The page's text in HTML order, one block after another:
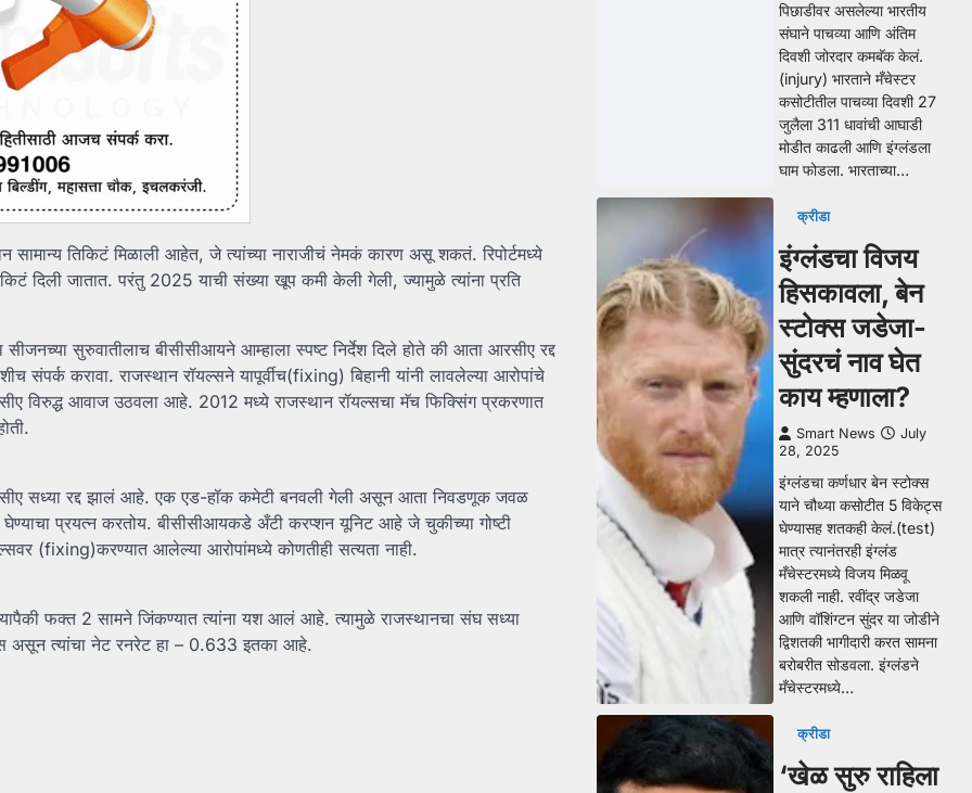
सामान्य तिकिटं मिळाली आहेत, जे त्यांच्या नाराजीचं नेमकं कारण असू शकतं. रिपोर्टमध्ये
दिली जातात. परंतु 2025 याची संख्या खूप कमी केली गेली, ज्यामुळे त्यांना प्रति
सीजनच्या सुरुवातीलाच बीसीसीआयने आम्हाला स्पष्ट निर्देश दिले होते की आता आरसीए रद्द
संपर्क करावा. राजस्थान रॉयल्सने यापूर्वीच(fixing) बिहानी यांनी लावलेल्या आरोपांचे
विरुद्ध आवाज उठवला आहे. 2012 मध्ये राजस्थान रॉयल्सचा मॅच फिक्सिंग प्रकरणात
सध्या रद्द झालं आहे. एक एड-हॉक कमेटी बनवली गेली असून आता निवडणूक जवळ
प्रयत्न करतोय. बीसीसीआयकडे अँटी करप्शन यूनिट आहे जे चुकीच्या गोष्टी
(fixing)करण्यात आलेल्या आरोपांमध्ये कोणतीही सत्यता नाही.
फक्त 2 सामने जिंकण्यात त्यांना यश आलं आहे. त्यामुळे राजस्थानचा संघ सध्या
असून त्यांचा नेट रनरेट हा – 0.633 इतका आहे.
पिछाडीवर असलेल्या भारतीय
संघाने पाचव्या आणि अंतिम
दिवशी जोरदार कमबॅक केलं.
(injury) भारताने मँचेस्टर
कसोटीतील पाचव्या दिवशी 27
जुलैला 311 धावांची आघाडी
मोडीत काढली आणि इंग्लंडला
घाम फोडला. भारताच्या…
क्रीडा
इंग्लंडचा विजय
हिसकावला, बेन
स्टोक्स जडेजा-
सुंदरचं नाव घेत
काय म्हणाला?
Smart News
July
28, 2025
इंग्लंडचा कर्णधार बेन स्टोक्स
याने चौथ्या कसोटीत 5 विकेट्स
घेण्यासह शतकही केलं.(test)
मात्र त्यानंतरही इंग्लंड
मँचेस्टरमध्ये विजय मिळवू
शकली नाही. रवींद्र जडेजा
आणि वॉशिंग्टन सुंदर या जोडीने
द्विशतकी भागीदारी करत सामना
बरोबरीत सोडवला. इंग्लंडने
मँचेस्टरमध्ये…
क्रीडा
‘खेळ सुरु राहिला